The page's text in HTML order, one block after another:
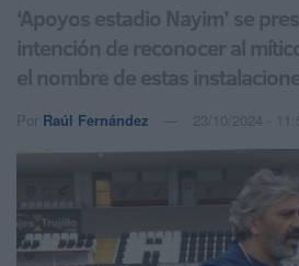
‘Apoyos estadio Nayim’ se
intención de reconocer al
el nombre de estas
Por Raúl Fernández 23/10/2024 -